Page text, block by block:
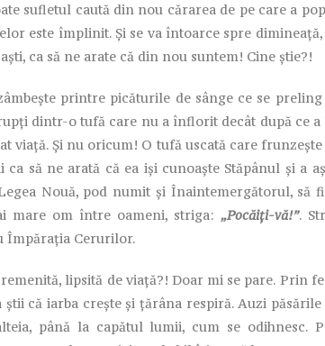
sufletul caută din nou cărarea de pe care a
este împlinit. Și se va întoarce spre
ca să ne arate că din nou suntem! Cine știe?!
printre picăturile de sânge ce se
dintr-o tufă care nu a înflorit decât după ce
viață. Și nu oricum! O tufă uscată care
ca să ne arată că ea iși cunoaște Stăpânul și a
Nouă, pod numit și Înaintemergătorul, să
mare om între oameni, striga: „Pocăiți-vă!”.
Împărația Cerurilor.
lipsită de viață?! Doar mi se pare. Prin
că iarba crește și țărâna respiră. Auzi
până la capătul lumii, cum se odihnesc.